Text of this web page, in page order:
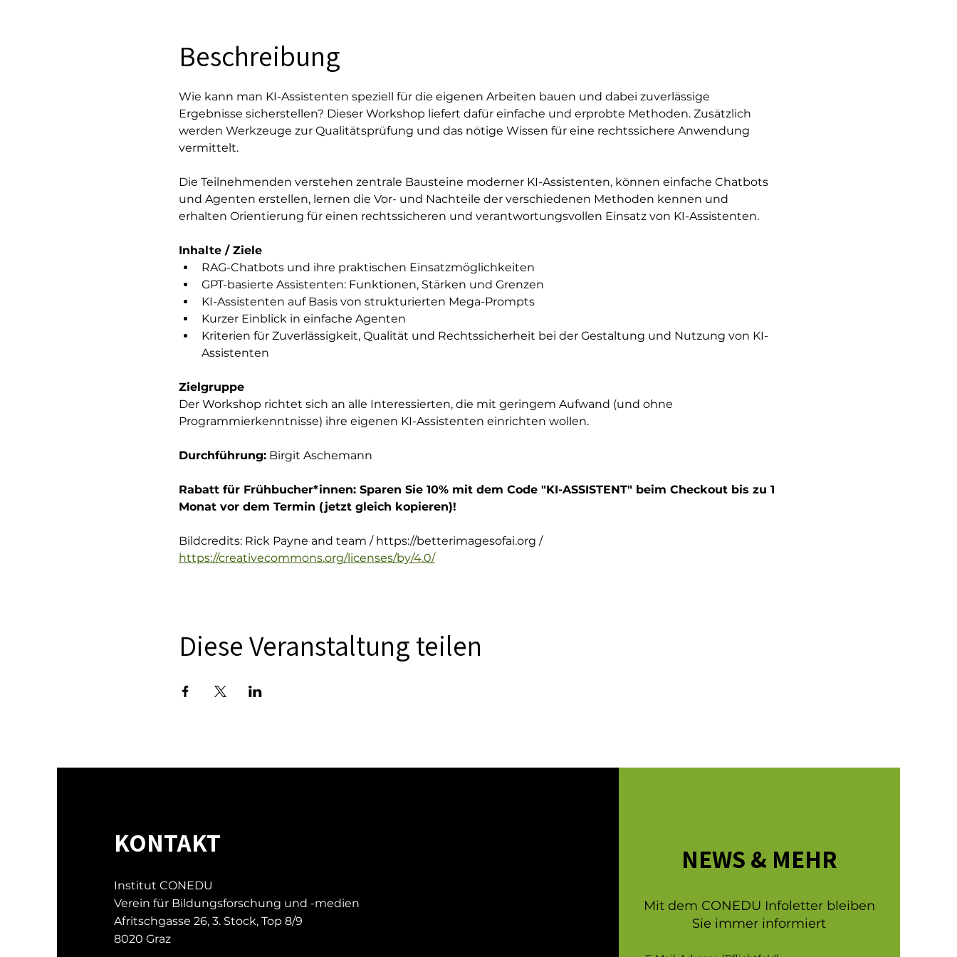
Beschreibung
Wie kann man KI-Assistenten speziell für die eigenen Arbeiten bauen und dabei zuverlässige
Ergebnisse sicherstellen? Dieser Workshop liefert dafür einfache und erprobte Methoden. Zusätzlich
werden Werkzeuge zur Qualitätsprüfung und das nötige Wissen für eine rechtssichere Anwendung
vermittelt.
Die Teilnehmenden verstehen zentrale Bausteine moderner KI-Assistenten, können einfache Chatbots
und Agenten erstellen, lernen die Vor- und Nachteile der verschiedenen Methoden kennen und
erhalten Orientierung für einen rechtssicheren und verantwortungsvollen Einsatz von KI-Assistenten.
Inhalte / Ziele
RAG-Chatbots und ihre praktischen Einsatzmöglichkeiten
GPT-basierte Assistenten: Funktionen, Stärken und Grenzen
KI-Assistenten auf Basis von strukturierten Mega-Prompts
Kurzer Einblick in einfache Agenten
Kriterien für Zuverlässigkeit, Qualität und Rechtssicherheit bei der Gestaltung und Nutzung von KI-
Assistenten
Zielgruppe
Der Workshop richtet sich an alle Interessierten, die mit geringem Aufwand (und ohne
Programmierkenntnisse) ihre eigenen KI-Assistenten einrichten wollen.
Durchführung: Birgit Aschemann
Rabatt für Frühbucher*innen: Sparen Sie 10% mit dem Code "KI-ASSISTENT" beim Checkout bis zu 1
Monat vor dem Termin (jetzt gleich kopieren)!
Bildcredits: Rick Payne and team / https://betterimagesofai.org /
https://creativecommons.org/licenses/by/4.0/
Diese Veranstaltung teilen
KONTAKT
Institut CONEDU
Verein für Bildungsforschung und -medien
Afritschgasse 26, 3. Stock, Top 8/9
8020 Graz
NEWS & MEHR
Mit dem CONEDU Infoletter bleiben
Sie immer informiert